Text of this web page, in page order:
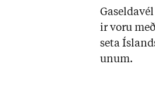
ir voru
seta
un­um.